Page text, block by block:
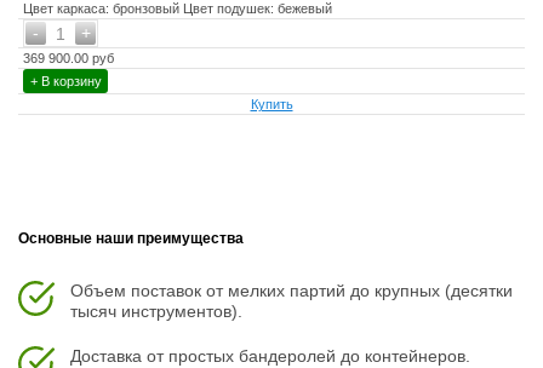
Цвет каркаса: бронзовый Цвет подушек: бежевый
+
- 1
369 900.00 руб
+ В корзину
Купить
Основные наши преимущества
Объем поставок от мелких партий до крупных (десятки
тысяч инструментов).
Доставка от простых бандеролей до контейнеров.